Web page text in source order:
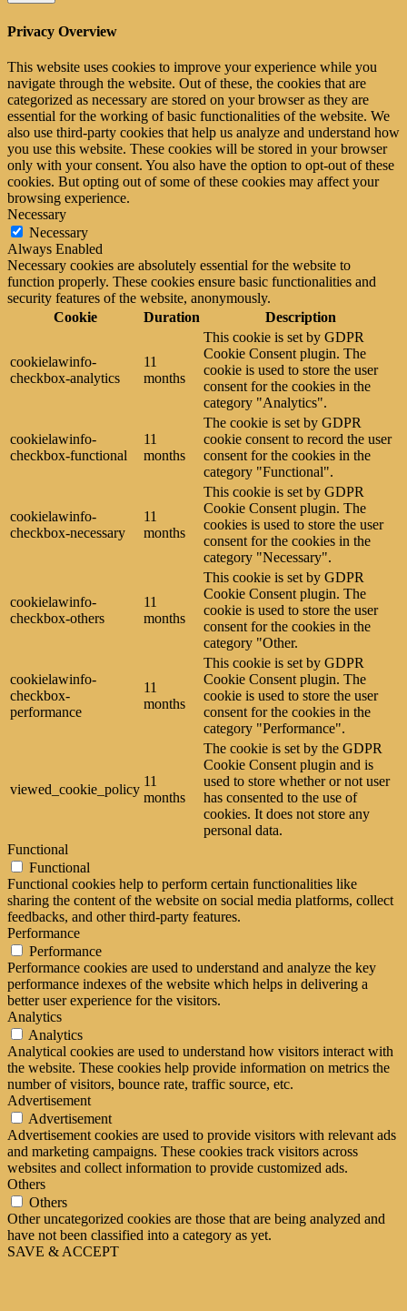
Privacy Overview
This website uses cookies to improve your experience while you
navigate through the website. Out of these, the cookies that are
categorized as necessary are stored on your browser as they are
essential for the working of basic functionalities of the website. We
also use third-party cookies that help us analyze and understand how
you use this website. These cookies will be stored in your browser
only with your consent. You also have the option to opt-out of these
cookies. But opting out of some of these cookies may affect your
browsing experience.
Necessary
Necessary
Always Enabled
Necessary cookies are absolutely essential for the website to
function properly. These cookies ensure basic functionalities and
security features of the website, anonymously.
Cookie
Duration Description
cookielawinfo-
checkbox-analytics
11
months
This cookie is set by GDPR
Cookie Consent plugin. The
cookie is used to store the user
consent for the cookies in the
category "Analytics".
cookielawinfo-
checkbox-functional
11
months
The cookie is set by GDPR
cookie consent to record the user
consent for the cookies in the
category "Functional".
cookielawinfo-
checkbox-necessary
11
months
This cookie is set by GDPR
Cookie Consent plugin. The
cookies is used to store the user
consent for the cookies in the
category "Necessary".
cookielawinfo-
checkbox-others
11
months
This cookie is set by GDPR
Cookie Consent plugin. The
cookie is used to store the user
consent for the cookies in the
category "Other.
cookielawinfo-
checkbox-
performance
11
months
This cookie is set by GDPR
Cookie Consent plugin. The
cookie is used to store the user
consent for the cookies in the
category "Performance".
viewed_cookie_policy
11
months
The cookie is set by the GDPR
Cookie Consent plugin and is
used to store whether or not user
has consented to the use of
cookies. It does not store any
personal data.
Functional
Functional
Functional cookies help to perform certain functionalities like
sharing the content of the website on social media platforms, collect
feedbacks, and other third-party features.
Performance
Performance
Performance cookies are used to understand and analyze the key
performance indexes of the website which helps in delivering a
better user experience for the visitors.
Analytics
Analytics
Analytical cookies are used to understand how visitors interact with
the website. These cookies help provide information on metrics the
number of visitors, bounce rate, traffic source, etc.
Advertisement
Advertisement
Advertisement cookies are used to provide visitors with relevant ads
and marketing campaigns. These cookies track visitors across
websites and collect information to provide customized ads.
Others
Others
Other uncategorized cookies are those that are being analyzed and
have not been classified into a category as yet.
SAVE & ACCEPT